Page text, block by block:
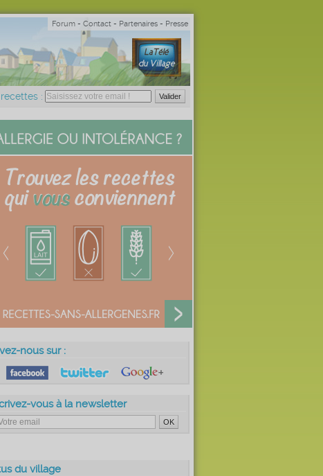
Forum - Contact - Partenaires - Presse
:
nous sur :
vous à la newsletter
du village